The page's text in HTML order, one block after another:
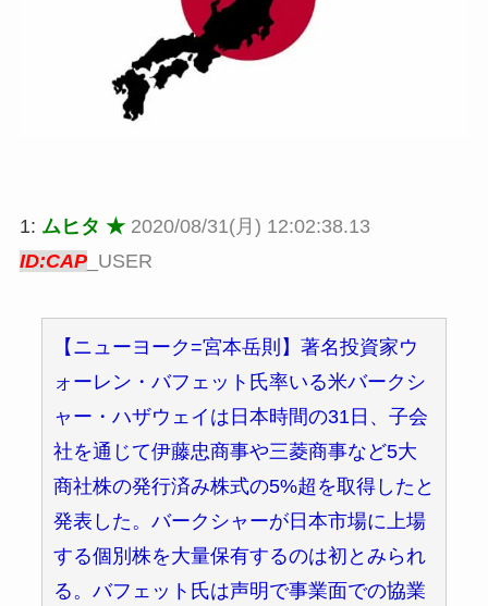
1: ムヒタ ★ 2020/08/31(月) 12:02:38.13
ID:CAP_USER
【ニューヨーク=宮本岳則】著名投資家ウ
ォーレン・バフェット氏率いる米バークシ
ャー・ハザウェイは日本時間の31日、子会
社を通じて伊藤忠商事や三菱商事など5大
商社株の発行済み株式の5%超を取得したと
発表した。バークシャーが日本市場に上場
する個別株を大量保有するのは初とみられ
る。バフェット氏は声明で事業面での協業